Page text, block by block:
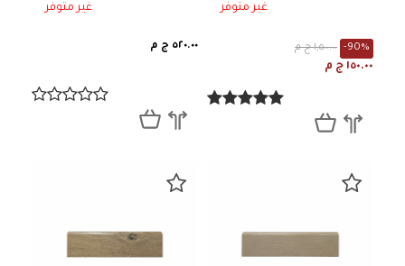
غير متوفر
١,٥٠٠.٠٠ ج م -90%
١٥٠.٠٠ ج م
غير متوفر
٥٢٠.٠٠ ج م